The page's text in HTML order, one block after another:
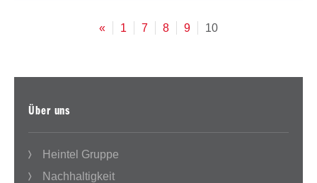
« 1 7 8 9 10
Über uns
Heintel Gruppe
Nachhaltigkeit